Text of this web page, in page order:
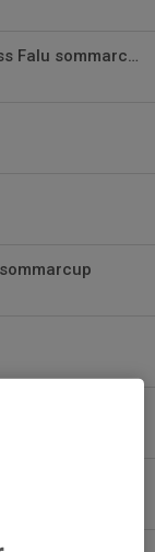
Uppdaterat schema för arbetspass Falu sommarcup
fredag 30 maj